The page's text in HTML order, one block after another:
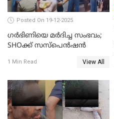
Posted On 19-12-2025
ഗര്‍ഭിണിയെ മർദിച്ച സംഭവം;
SHOക്ക് സസ്പെൻഷൻ
1 Min Read View All